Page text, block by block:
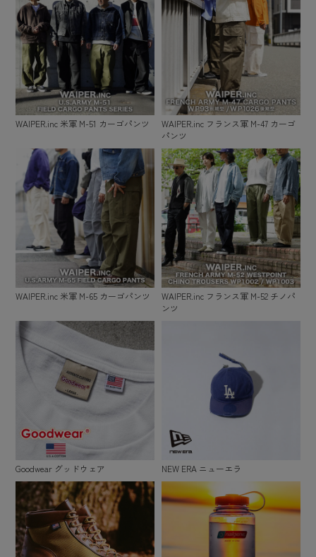
WAIPER.inc 米軍 M-51 カーゴパンツ
WAIPER.inc フランス軍 M-47 カーゴ
パンツ
WAIPER.inc 米軍 M-65 カーゴパンツ
WAIPER.inc フランス軍 M-52 チノパ
ンツ
Goodwear グッドウェア NEW ERA ニューエラ